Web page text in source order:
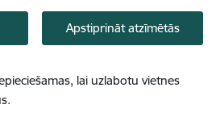
Apstiprināt atzīmētās
lai uzlabotu vietnes